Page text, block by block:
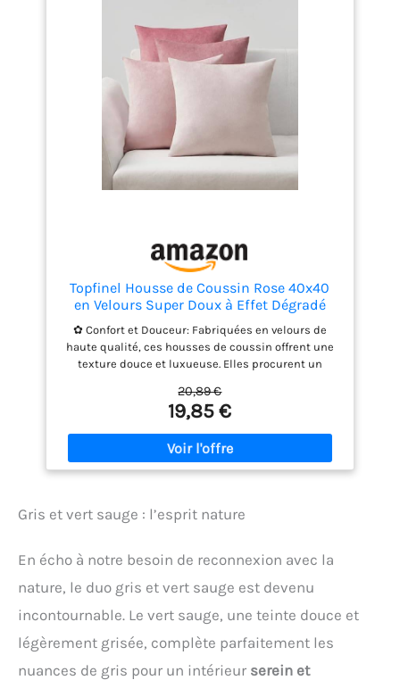
de Décoloration, Plus de Durable.
Topfinel Housse de Coussin Rose 40x40
en Velours Super Doux à Effet Dégradé
Housses de Coussin Salon de Jardin
Exterieur Decoration Coussin Canape Sol
pour Lecture au Lit Lot de 4 Art Déco
✿ Confort et Douceur: Fabriquées en velours de
haute qualité, ces housses de coussin offrent une
texture douce et luxueuse. Elles procurent un
Élégance et Style: Transformez votre intérieur avec
ces housses de coussin en velours à effet dégradé.
Leur finition brillante apporte une touche de
sophistication et d'élégance à n'importe quel
espace. ✿ Polyvalence et Adaptabilité: Ces housses
bureau. Elles s'adaptent facilement à différents
modernité à votre intérieur. ✿ Écologique : La
nouvelle génération de teinture permet d'obtenir
une solidité des couleurs supérieure aux teintures
saine, à faible rétrécissement. La palette riche de
couleurs bonbon est parfaite pour les styles de
décoration dopamine et crée une atmosphère de
vie romantique. ✿ Instruction de Lavage : Laver à
20,89 €
19,85 €
Gris et vert sauge : l’esprit nature
En écho à notre besoin de reconnexion avec la
nature, le duo gris et vert sauge est devenu
incontournable. Le vert sauge, une teinte douce et
légèrement grisée, complète parfaitement les
nuances de gris pour un intérieur serein et